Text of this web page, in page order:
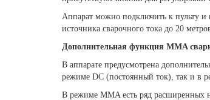
Аппарат можно подключить к пульту и
источника сварочного тока до 20
Дополнительная функция MMA
В аппарате предусмотрена
режиме DC (постоянный ток), так и в
В режиме MMA есть ряд расширенных